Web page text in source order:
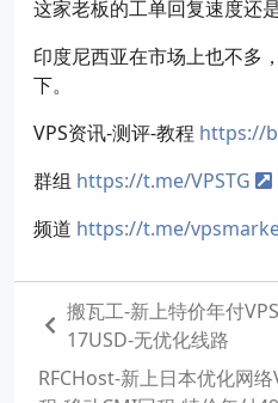
这家老板的工单回复速度还是
印度尼西亚在市场上也不多
下。
VPS资讯-测评-教程 https://
群组 https://t.me/VPSTG
频道 https://t.me/
搬瓦工-新上特价年付
17USD-无优化线路
RFCHost-新上日本优化网